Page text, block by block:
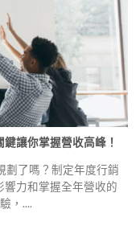
讓你掌握營收高峰！
劃了嗎？制定年度行銷
響力和掌握全年營收的
，....